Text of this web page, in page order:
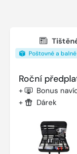
Poštovné a balné
Roční
+ Bonus
+ Dárek